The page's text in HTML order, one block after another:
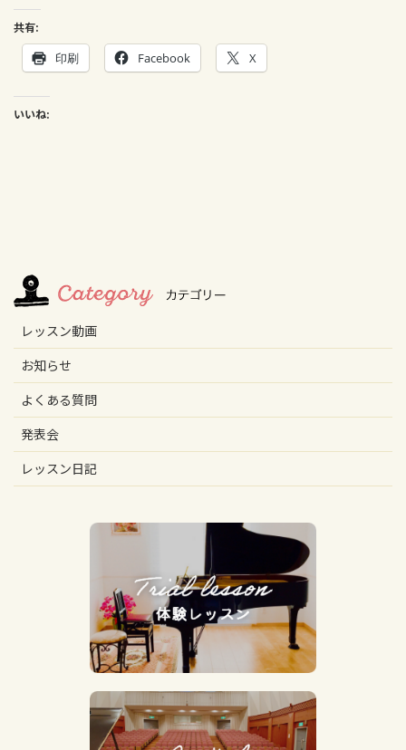
共有:
印刷 Facebook X
いいね:
レッスン動画
お知らせ
よくある質問
発表会
レッスン日記